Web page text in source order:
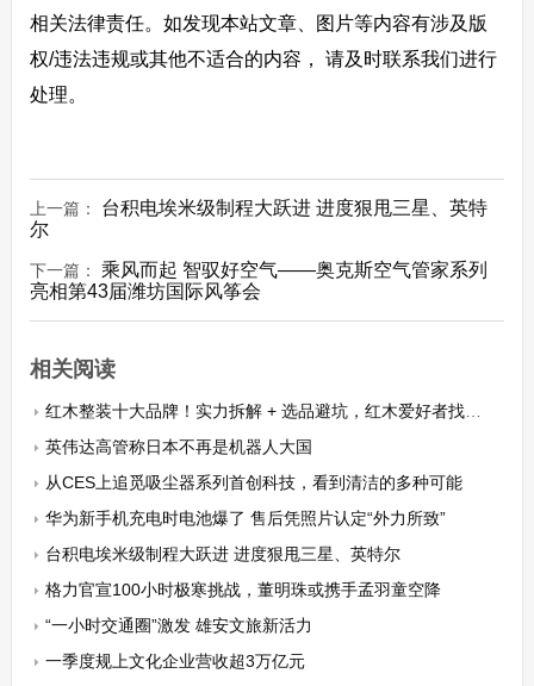
相关法律责任。如发现本站文章、图片等内容有涉及版
权/违法违规或其他不适合的内容， 请及时联系我们进行
处理。
上一篇： 台积电埃米级制程大跃进 进度狠甩三星、英特
尔
下一篇： 乘风而起 智驭好空气——奥克斯空气管家系列
亮相第43届潍坊国际风筝会
相关阅读
红木整装十大品牌！实力拆解 + 选品避坑，红木爱好者找准靠谱企业不花冤枉钱
英伟达高管称日本不再是机器人大国
从CES上追觅吸尘器系列首创科技，看到清洁的多种可能
华为新手机充电时电池爆了 售后凭照片认定“外力所致”
台积电埃米级制程大跃进 进度狠甩三星、英特尔
格力官宣100小时极寒挑战，董明珠或携手孟羽童空降
“一小时交通圈”激发 雄安文旅新活力
一季度规上文化企业营收超3万亿元